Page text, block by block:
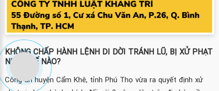
KHÔNG CHẤP HÀNH LỆNH DI DỜI TRÁNH LŨ, BỊ XỬ PHẠT
NHƯ THẾ NÀO?
Công an huyện Cẩm Khê, tỉnh Phú Thọ vừa ra quyết định xử